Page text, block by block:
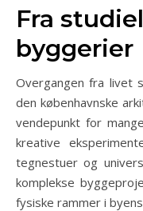
Fra
byggerier
Overgangen fra livet
den københavnske
vendepunkt for
kreative
tegnestuer og
komplekse
fysiske rammer i